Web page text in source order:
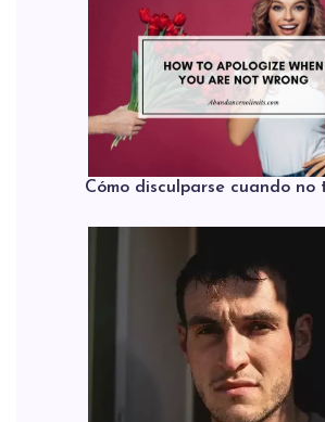
Cómo disculparse cuando no